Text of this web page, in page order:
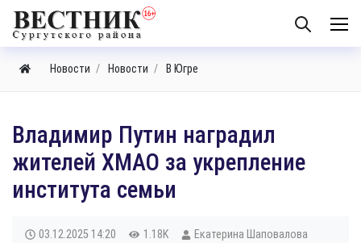
Новости Новости В Югре
Владимир Путин наградил
жителей ХМАО за укрепление
института семьи
03.12.2025 14:20 1.18K Екатерина Шаповалова